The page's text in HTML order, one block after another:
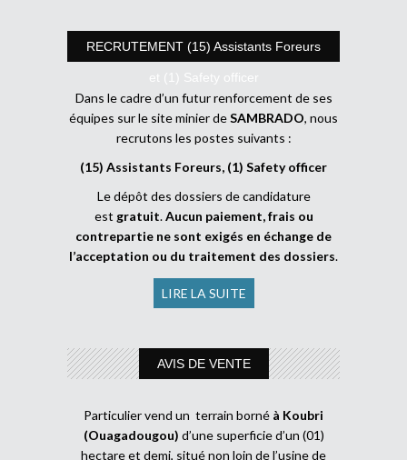
RECRUTEMENT (15) Assistants Foreurs
et (1) Safety officer
Dans le cadre d’un futur renforcement de ses
équipes sur le site minier deSAMBRADO, nous
recrutons les postes suivants :
(15) Assistants Foreurs, (1) Safety officer
Le dépôt des dossiers de candidature
est gratuit.Aucun paiement, frais ou
contrepartie ne sont exigés en échange de
l’acceptation ou du traitement des dossiers.
LIRE LA SUITE
AVIS DE VENTE
Particulier vend un terrain borné à Koubri
(Ouagadougou) d’une superficie d’un (01)
hectare et demi, situé non loin de l’usine de